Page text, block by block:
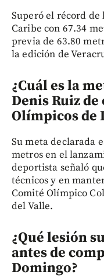
Superó el récord de
Caribe con 67.34
previa de 63.80
la edición de
¿Cuál es la
Denis Ruiz de
Olímpicos de
Su meta declarada
metros en el
deportista señaló
técnicos y en
Comité Olímpico
del Valle.
¿Qué lesión
antes de
Domingo?